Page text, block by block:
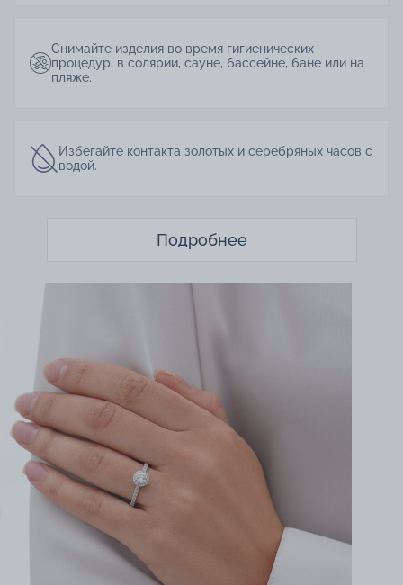
Снимайте изделия во время гигиенических
процедур, в солярии, сауне, бассейне, бане или на
пляже.
Избегайте контакта золотых и серебряных часов с
водой.
Подробнее